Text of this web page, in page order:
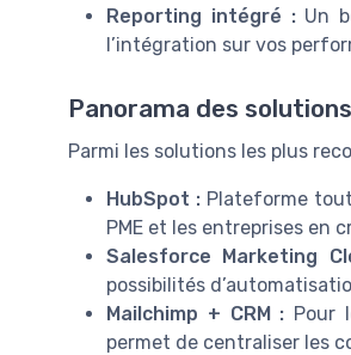
Reporting intégré :Un
l’intégration sur vos
Panorama des
Parmi les solutions les plus
HubSpot :Plateforme
PME et les entreprises en
Salesforce Marketing
possibilités
Mailchimp + CRM : Pour
permet de centraliser les